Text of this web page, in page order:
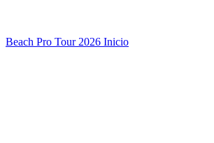
Beach Pro Tour 2026 Inicio